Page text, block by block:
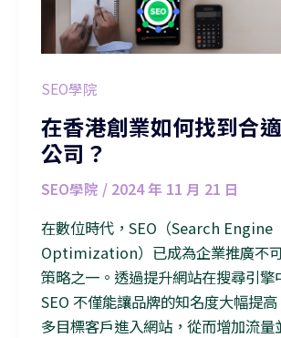
SEO學院
在香港創業如何找到合
公司？
SEO學院 / 2024 年 11 月 21 日
在數位時代，SEO（Search Engine
Optimization）已成為企業推廣不
策略之一。透過提升網站在搜尋引擎
SEO 不僅能讓品牌的知名度大幅提
多目標客戶進入網站，從而增加流量